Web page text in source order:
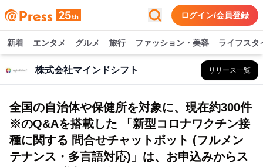
ログイン/会員登録
新着 エンタメ グルメ 旅行 ファッション・美容 ライフスタ
株式会社マインドシフト リリース一覧
全国の自治体や保健所を対象に、現在約300件
※のQ&Aを搭載した 「新型コロナワクチン接
種に関する 問合せチャットボット (フルメン
テナンス・多言語対応)」は、お申込みからス